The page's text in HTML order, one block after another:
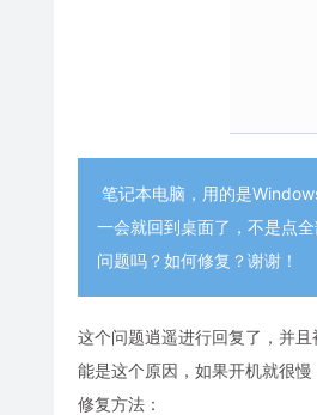
笔记本电脑，用的是
一会就回到桌面了，不是点
问题吗？如何修复？谢谢！
这个问题逍遥进行回复了，并
能是这个原因，如果开机就很慢
修复方法：